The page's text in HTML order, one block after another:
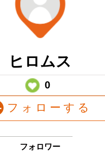
ヒロムス
0
フォローする
フォロワー